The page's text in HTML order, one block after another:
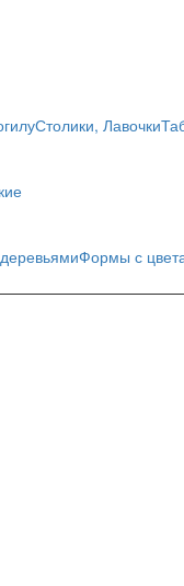
Столики, Лавочки
Формы с